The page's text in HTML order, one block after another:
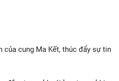
của cung Ma Kết, thúc đẩy sự tin